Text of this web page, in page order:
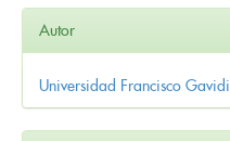
Autor
Universidad Francisco